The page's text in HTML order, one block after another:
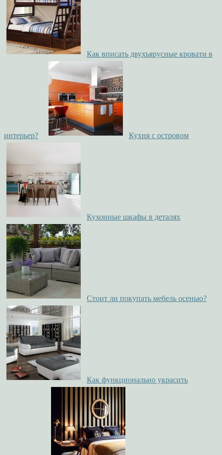
Как вписать двухъярусные кровати в
интерьер? Кухня с островом
Кухонные шкафы в деталях
Стоит ли покупать мебель осенью?
Как функционально украсить